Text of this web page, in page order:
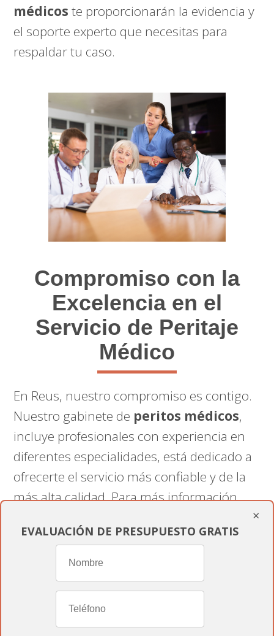
médicos te proporcionarán la evidencia y
el soporte experto que necesitas para
respaldar tu caso.
Compromiso con la
Excelencia en el
Servicio de Peritaje
Médico
En Reus, nuestro compromiso es contigo.
Nuestro gabinete de peritos médicos,
incluye profesionales con experiencia en
diferentes especialidades, está dedicado a
ofrecerte el servicio más confiable y de la
más alta calidad. Para más información
médico en Reus, contáctanos en
informesmedicospericiales.com
Nuestro equipo está listo para ofrecerte el
soporte experto y personalizado que
×
EVALUACIÓN DE PRESUPUESTO GRATIS